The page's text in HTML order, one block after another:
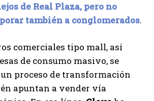
de Real Plaza, pero no
también a conglomerados.
comerciales tipo mall, así
de consumo masivo, se
proceso de transformación
apuntan a vender vía